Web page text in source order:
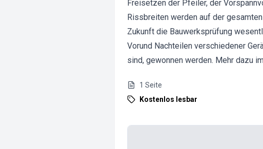
Freisetzen der Pfeiler, der
Rissbreiten werden auf der
Zukunft die Bauwerksprüfung
Vorund Nachteilen verschiedener
sind, gewonnen werden. Mehr dazu
1 Seite
Kostenlos lesbar